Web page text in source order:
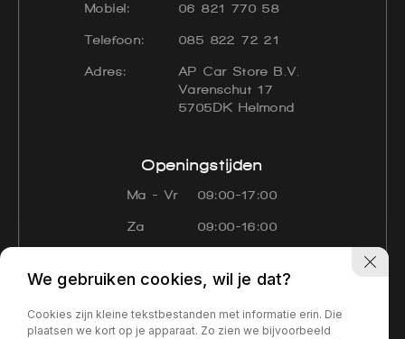
Mobiel: 06 821 770 58
Telefoon: 085 822 72 21
Adres:
AP Car Store B.V.
Varenschut 17
5705DK Helmond
Openingstijden
Ma - Vr 09:00-17:00
Za 09:00-16:00
Navigatie
Aanbod Diensten Over ons
We gebruiken cookies, wil je dat?
Cookies zijn kleine tekstbestanden met informatie erin. Die
plaatsen we kort op je apparaat. Zo zien we bijvoorbeeld